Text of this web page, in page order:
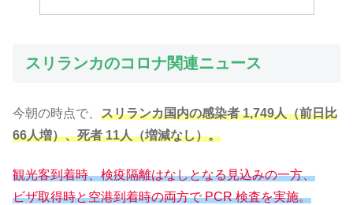
スリランカのコロナ関連ニュース
今朝の時点で、 スリランカ国内の感染者 1,749人（前日比
66人増）、死者 11人（増減なし）。
観光客到着時、検疫隔離はなしとなる見込みの一方、
ビザ取得時と空港到着時の両方で PCR 検査を実施。